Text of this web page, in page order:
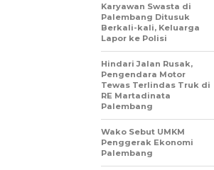
Karyawan Swasta di
Palembang Ditusuk
Berkali-kali, Keluarga
Lapor ke Polisi
Hindari Jalan Rusak,
Pengendara Motor
Tewas Terlindas Truk di
RE Martadinata
Palembang
Wako Sebut UMKM
Penggerak Ekonomi
Palembang